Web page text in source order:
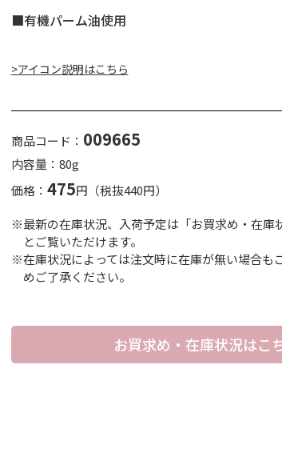
■有機パーム油使用
>アイコン説明はこちら
商品コード： 009665
内容量：80g
価格： 475円（税抜440円）
※最新の在庫状況、入荷予定は「お買求め・在庫
とご覧いただけます。
※在庫状況によっては注文時に在庫が無い場合も
めご了承ください。
お買求め・在庫状況はこ